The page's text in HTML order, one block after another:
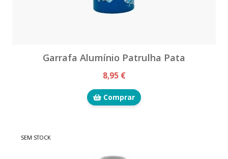
Garrafa Alumínio Patrulha Pata
8,95 €
Comprar
SEM STOCK